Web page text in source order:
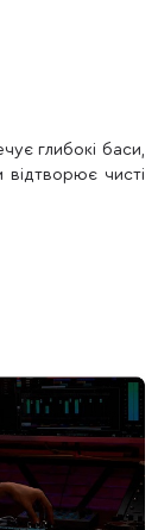
глибокі баси,
відтворює чисті